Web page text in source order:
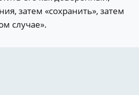
затем «сохранить», затем
случае».